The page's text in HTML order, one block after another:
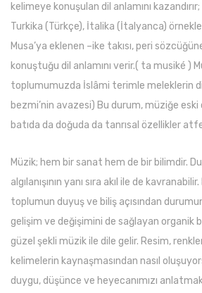
kelimeye konuşulan dil anlamını
Turkika (Türkçe), İtalika (İtalyanca)
Musa’ya eklenen –ike takısı, peri
konuştuğu dil anlamını verir.( ta musiké )
toplumumuzda İslâmi terimle meleklerin
bezmi’nin avazesi) Bu durum, müziğe
batıda da doğuda da tanrısal özellikler
Müzik; hem bir sanat hem de bir bilimdir.
algılanışının yanı sıra akıl ile de
toplumun duyuş ve biliş açısından
gelişim ve değişimini de sağlayan organik
güzel şekli müzik ile dile gelir. Resim,
kelimelerin kaynaşmasından nasıl
duygu, düşünce ve heyecanımızı